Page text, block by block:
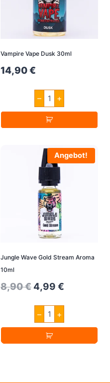
Vampire Vape Dusk 30ml
14,90€
–
Vampire
Vape
Dusk
30ml
Menge
+
Angebot!
Jungle Wave Gold Stream Aroma
10ml
8,90€ Original
was:
8,90 €.
4,99 €
4,99 €.
–
Jungle
Wave
Gold
Stream
Aroma
+